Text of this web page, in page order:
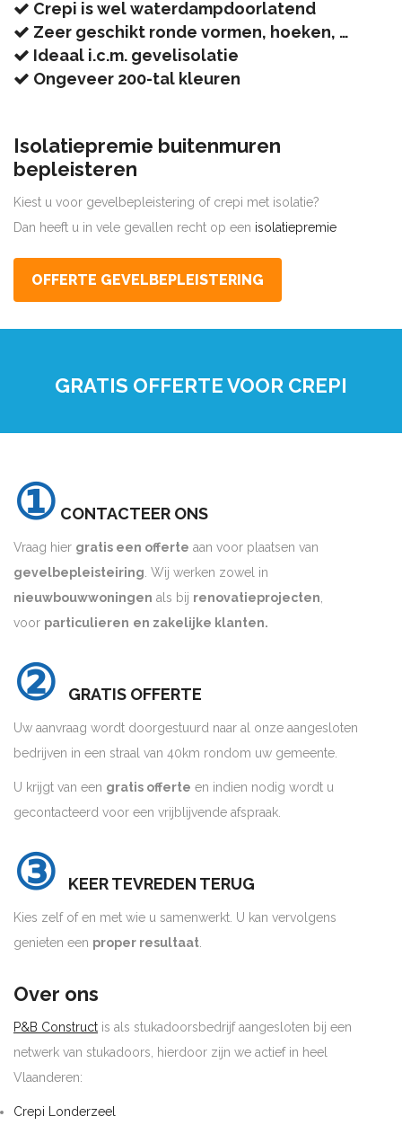
Crepi is wel waterdampdoorlatend
Zeer geschikt ronde vormen, hoeken, …
Ideaal i.c.m. gevelisolatie
Ongeveer 200-tal kleuren
Isolatiepremie buitenmuren
bepleisteren
Kiest u voor gevelbepleistering of crepi met isolatie?
Dan heeft u in vele gevallen recht op een isolatiepremie
OFFERTE GEVELBEPLEISTERING
GRATIS OFFERTE VOOR CREPI
① CONTACTEER ONS
Vraag hier gratis een offerte aan voor plaatsen van
gevelbepleisteiring. Wij werken zowel in
nieuwbouwwoningen als bij renovatieprojecten,
voor particulieren en zakelijke klanten.
② GRATIS OFFERTE
Uw aanvraag wordt doorgestuurd naar al onze aangesloten
bedrijven in een straal van 40km rondom uw gemeente.
U krijgt van een gratis offerte en indien nodig wordt u
gecontacteerd voor een vrijblijvende afspraak.
③ KEER TEVREDEN TERUG
Kies zelf of en met wie u samenwerkt. U kan vervolgens
genieten een proper resultaat.
Over ons
P&B Construct is als stukadoorsbedrijf aangesloten bij een
netwerk van stukadoors, hierdoor zijn we actief in heel
Vlaanderen:
Crepi Londerzeel